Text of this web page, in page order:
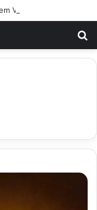
Várzea Grande